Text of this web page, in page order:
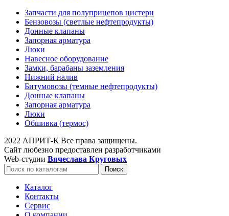
Запчасти для полуприцепов цистерн
Бензовозы (светлые нефтепродукты)
Донные клапаны
Запорная арматура
Люки
Навесное оборудование
Замки, барабаны заземления
Нижний налив
Битумовозы (темные нефтепродукты)
Донные клапаны
Запорная арматура
Люки
Обшивка (термос)
2022 АПРИТ-К Все права защищены.
Сайт любезно предоставлен разработчиками
Web-студии Вячеслава Круговых
Поиск
Каталог
Контакты
Сервис